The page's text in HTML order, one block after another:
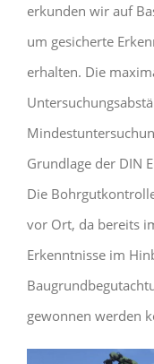
erkunden wir auf
um gesicherte
erhalten. Die
Grundlage der DIN
Die
vor Ort, da bereits
Erkenntnisse im
gewonnen werden